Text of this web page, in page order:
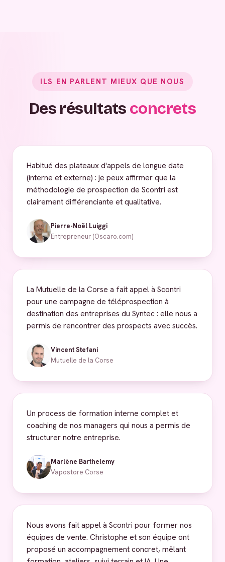
ILS EN PARLENT MIEUX QUE NOUS
Des résultats concrets
Habitué des plateaux d'appels de longue date
(interne et externe) : je peux affirmer que la
méthodologie de prospection de Scontri est
clairement différenciante et qualitative.
Pierre-Noël Luiggi
Entrepreneur (Oscaro.com)
La Mutuelle de la Corse a fait appel à Scontri
pour une campagne de téléprospection à
destination des entreprises du Syntec : elle nous a
permis de rencontrer des prospects avec succès.
Vincent Stefani
Mutuelle de la Corse
Un process de formation interne complet et
coaching de nos managers qui nous a permis de
structurer notre entreprise.
Marlène Barthelemy
Vapostore Corse
Nous avons fait appel à Scontri pour former nos
équipes de vente. Christophe et son équipe ont
proposé un accompagnement concret, mêlant